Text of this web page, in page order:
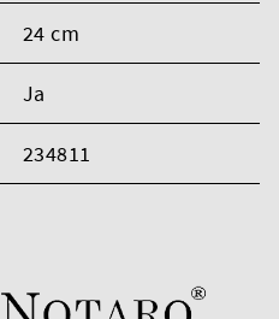
24 cm
Ja
234811